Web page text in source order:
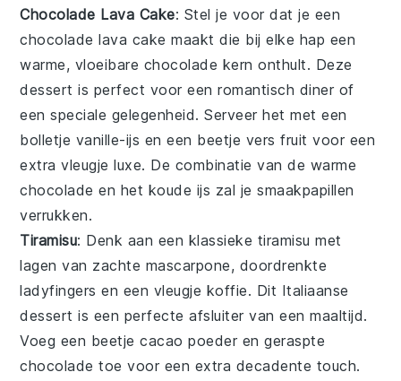
Chocolade Lava Cake: Stel je voor dat je een
chocolade lava cake maakt die bij elke hap een
warme, vloeibare chocolade kern onthult. Deze
dessert is perfect voor een romantisch diner of
een speciale gelegenheid. Serveer het met een
bolletje vanille-ijs en een beetje vers fruit voor een
extra vleugje luxe. De combinatie van de warme
chocolade en het koude ijs zal je smaakpapillen
verrukken.
Tiramisu: Denk aan een klassieke tiramisu met
lagen van zachte mascarpone, doordrenkte
ladyfingers en een vleugje koffie. Dit Italiaanse
dessert is een perfecte afsluiter van een maaltijd.
Voeg een beetjecacao poeder en geraspte
chocolade toe voor een extra decadente touch.